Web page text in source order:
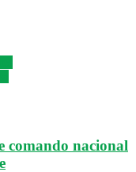
comando nacional